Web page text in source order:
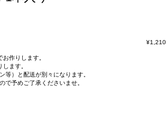
¥1,210
お作りします。
します。
等）と配送が別々 になります。
ので予めご了承くださいませ。